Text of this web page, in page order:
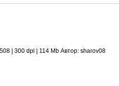
| 300 dpi | 114 Mb Автор: sharov08